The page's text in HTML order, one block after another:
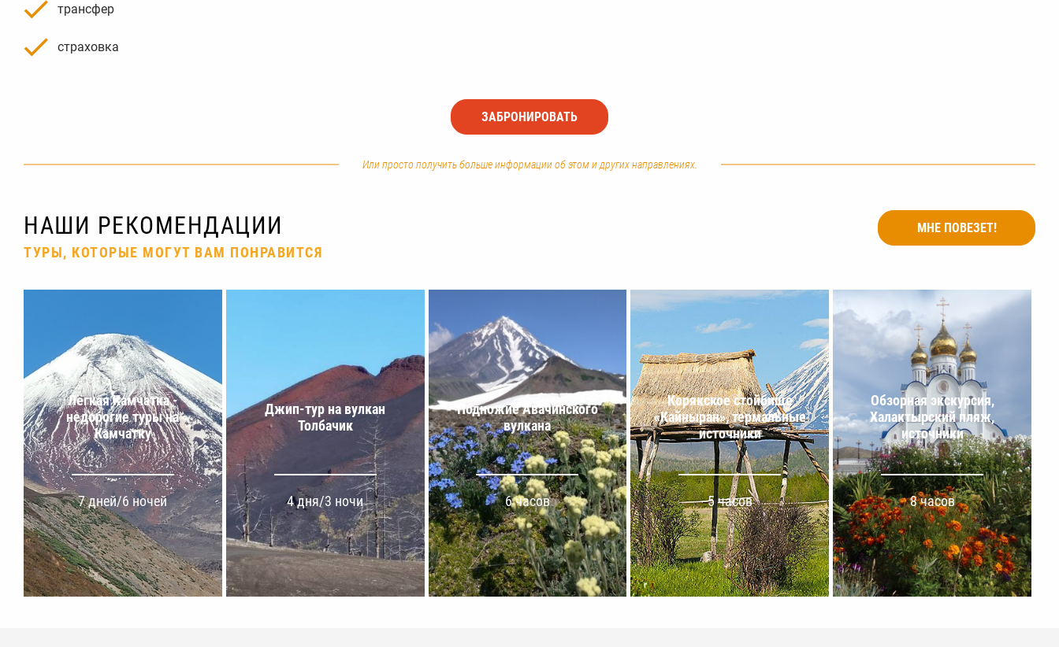
трансфер
страховка
ЗАБРОНИРОВАТЬ
Или просто получить больше информации об этом и других направлениях.
НАШИ РЕКОМЕНДАЦИИ МНЕ ПОВЕЗЕТ!
ТУРЫ, КОТОРЫЕ МОГУТ ВАМ ПОНРАВИТСЯ
Лёгкая Камчатка -
недорогие туры на
Камчатку
7 дней/6 ночей
Джип-тур на вулкан
Толбачик
4 дня/3 ночи
Подножие Авачинского
вулкана
6 часов
Корякское стойбище
«Кайныран», термальные
источники
5 часов
Обзорная экскурсия,
Халактырский пляж,
источники
8 часов